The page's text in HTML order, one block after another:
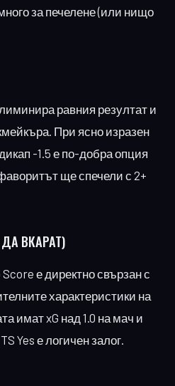
за печелене (или нищо
равния резултат и
При ясно изразен
-1.5 е по-добра опция
ще спечели с 2+
ВКАРАТ)
е директно свързан с
характеристики на
имат xG над 1.0 на мач и
Yes е логичен залог.